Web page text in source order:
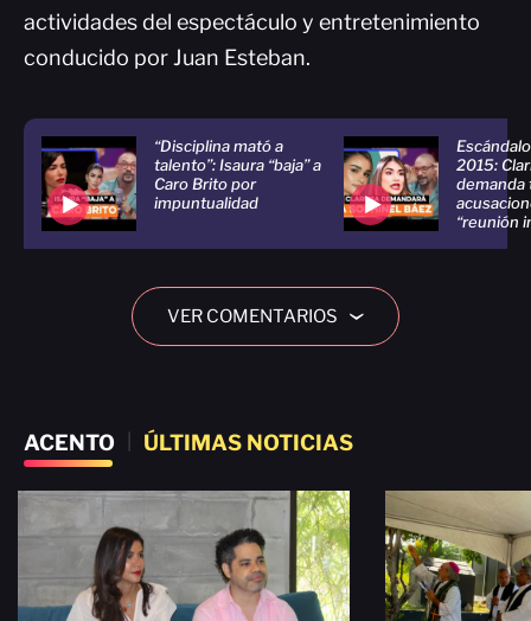
actividades del espectáculo y entretenimiento
conducido por Juan Esteban.
“Disciplina mató a
talento”: Isaura “baja” a
Caro Brito por
impuntualidad
2015:
demanda
“reunión
VER COMENTARIOS ›
ACENTO ÚLTIMAS NOTICIAS